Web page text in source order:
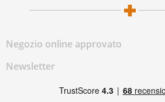
Negozio online approvato
Newsletter